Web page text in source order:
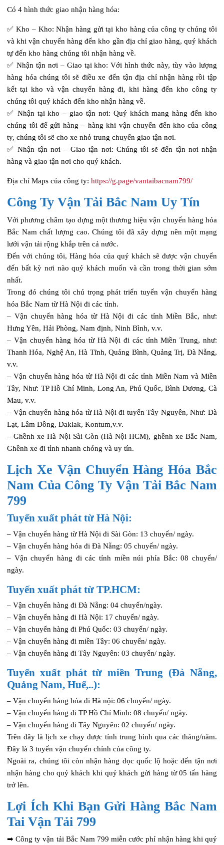
Có 4 hình thức giao nhận hàng hóa:
✅ Kho – Kho: Nhận hàng gửi tại kho hàng của công ty chúng tôi
và khi vận chuyển hàng đến kho gần địa chỉ giao hàng, quý khách
tự đến kho hàng chúng tôi nhận hàng về.
✅ Nhận tận nơi – Giao tại kho: Với hình thức này, tùy vào lượng
hàng hóa chúng tôi sẽ điều xe đến tận địa chỉ nhận hàng rồi tập
kết tại kho và vận chuyển hàng đi, khi hàng đến kho công ty
chúng tôi quý khách đến kho nhận hàng về.
✅ Nhận tại kho – giao tận nơi: Quý khách mang hàng đến kho
chúng tôi để gửi hàng – hàng khi vận chuyển đến kho của công
ty, chúng tôi sẽ cho xe nhỏ trung chuyển giao tận nơi.
✅ Nhận tận nơi – Giao tận nơi: Chúng tôi sẽ đến tận nơi nhận
hàng và giao tận nơi cho quý khách.
Địa chỉ Maps của công ty:https://g.page/vantaibacnam799/
Công Ty Vận Tải Bắc Nam Uy Tín
Với phương châm tạo dựng một thương hiệu vận chuyển hàng hóa
Bắc Nam chất lượng cao. Chúng tôi đã xây dựng nên một mạng
lưới vận tải rộng khắp trên cả nước.
Đến với chúng tôi, Hàng hóa của quý khách sẽ được vận chuyển
đến bất kỳ nơi nào quý khách muốn và cần trong thời gian sớm
nhất.
Trong đó chúng tôi chú trọng phát triển tuyến vận chuyển hàng
hóa Bắc Nam từ Hà Nội đi các tỉnh.
– Vận chuyển hàng hóa từ Hà Nội đi các tỉnh Miền Bắc, như:
Hưng Yên, Hải Phòng, Nam định, Ninh Bình, v.v.
– Vận chuyển hàng hóa từ Hà Nội đi các tỉnh Miền Trung, như:
Thanh Hóa, Nghệ An, Hà Tĩnh, Quảng Bình, Quảng Trị, Đà Nẵng,
v.v.
– Vận chuyển hàng hóa từ Hà Nội đi các tỉnh Miền Nam và Miền
Tây, Như: TP Hồ Chí Minh, Long An, Phú Quốc, Bình Dương, Cà
Mau, v.v.
– Vận chuyển hàng hóa từ Hà Nội đi tuyến Tây Nguyên, Như: Đà
Lạt, Lâm Đồng, Daklak, Kontum,v.v.
– Ghềnh xe Hà Nội Sài Gòn (Hà Nội HCM), ghềnh xe Bắc Nam,
Ghềnh xe đi tỉnh nhanh chóng và uy tín.
Lịch Xe Vận Chuyển Hàng Hóa Bắc
Nam Của Công Ty Vận Tải Bắc Nam
799
Tuyến xuất phát từ Hà Nội:
– Vận chuyển hàng từ Hà Nội đi Sài Gòn: 13 chuyến/ ngày.
– Vận chuyển hàng hóa đi Đà Nẵng: 05 chuyến/ ngày.
– Vận chuyển hàng đi các tỉnh miền núi phía Bắc: 08 chuyến/
ngày.
Tuyến xuất phát từ TP.HCM:
– Vận chuyển hàng đi Đà Nẵng: 04 chuyến/ngày.
– Vận chuyển hàng đi Hà Nội: 17 chuyến/ ngày.
– Vận chuyển hàng đi Phú Quốc: 03 chuyến/ ngày.
– Vận chuyển hàng đi miền Tây: 06 chuyến/ ngày.
– Vận chuyển hàng đi Tây Nguyên: 03 chuyến/ ngày.
Tuyến xuất phát từ miền Trung (Đà Nẵng,
Quảng Nam, Huế,..):
– Vận chuyển hàng hóa đi Hà nội: 06 chuyến/ ngày.
– Vận chuyển hàng đi TP Hồ Chí Minh: 08 chuyến/ ngày.
– Vận chuyển hàng đi Tây Nguyên: 02 chuyến/ ngày.
Trên đây là lịch xe chạy được tính trung bình qua các tháng/năm.
Đây là 3 tuyến vận chuyển chính của công ty.
Ngoài ra, chúng tôi còn nhận hàng dọc quốc lộ hoặc đến tận nơi
nhận hàng cho quý khách khi quý khách gửi hàng từ 05 tấn hàng
trở lên.
Lợi Ích Khi Bạn Gửi Hàng Bắc Nam
Tai Vận Tải 799
➡ Công ty vận tải Bắc Nam 799 miễn cước phí nhận hàng khi quý